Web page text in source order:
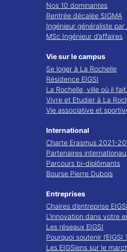
Nos 10 dominantes
Rentrée décalée SIGMA
Ingénieur généraliste
MSc Ingénieur d’affaires
Vie sur le campus
Se loger à La Rochelle
Résidence EIGSI
La Rochelle, ville où il
Vivre et Etudier à La
Vie associative et
International
Charte Erasmus 2021-
Partenaires
Parcours bi-diplômants
Bourse Pierre Dubois
Entreprises
Chaires d’entreprise EIGSI
L’innovation dans votre
Les réseaux EIGSI
Pourquoi soutenir l’EIGSI
Les EIGSiens sur le